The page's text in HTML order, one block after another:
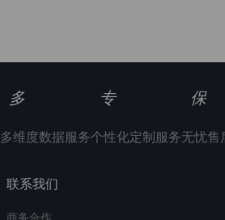
多
多维度数据服务
专
个性化定制服务
保
无忧售
联系我们